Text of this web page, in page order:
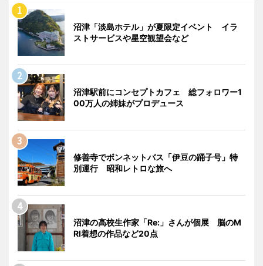
沼津「淡島ホテル」が夏限定イベント イラ
ストサービスや星空観望会など
沼津駅前にコンセプトカフェ 総フォロワー1
00万人の姉妹がプロデュース
修善寺でボンネットバス「伊豆の踊子号」特
別運行 昭和レトロな旅へ
沼津の高校生作家「Re:」さんが個展 脳のM
RI着想の作品など20点